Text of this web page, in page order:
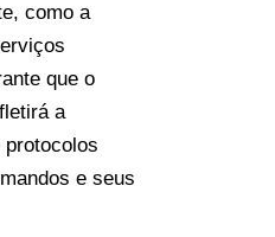
como a
que o
a
e seus